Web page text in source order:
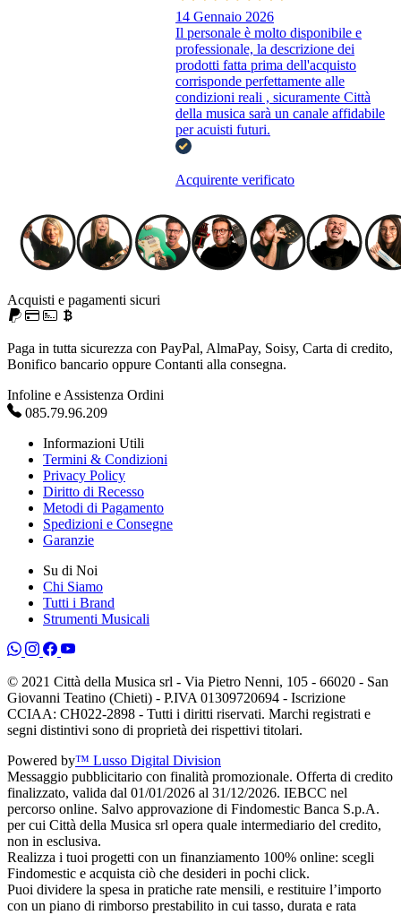
14 Gennaio 2026
Il personale è molto disponibile e
professionale, la descrizione dei
prodotti fatta prima dell'acquisto
corrisponde perfettamente alle
condizioni reali , sicuramente Città
della musica sarà un canale affidabile
per acuisti futuri.
Acquirente verificato
Acquisti e pagamenti sicuri
Paga in tutta sicurezza con PayPal, AlmaPay, Soisy, Carta di credito,
Bonifico bancario oppure Contanti alla consegna.
Infoline e Assistenza Ordini
085.79.96.209
Informazioni Utili
Termini & Condizioni
Privacy Policy
Diritto di Recesso
Metodi di Pagamento
Spedizioni e Consegne
Garanzie
Su di Noi
Chi Siamo
Tutti i Brand
Strumenti Musicali
© 2021 Città della Musica srl - Via Pietro Nenni, 105 - 66020 - San
Giovanni Teatino (Chieti) - P.IVA 01309720694 - Iscrizione
CCIAA: CH022-2898 - Tutti i diritti riservati. Marchi registrati e
segni distintivi sono di proprietà dei rispettivi titolari.
Powered by™ Lusso Digital Division
Messaggio pubblicitario con finalità promozionale. Offerta di credito
finalizzato, valida dal 01/01/2026 al 31/12/2026. IEBCC nel
percorso online. Salvo approvazione di Findomestic Banca S.p.A.
per cui Città della Musica srl opera quale intermediario del credito,
non in esclusiva.
Realizza i tuoi progetti con un finanziamento 100% online: scegli
Findomestic e acquista ciò che desideri in pochi click.
Puoi dividere la spesa in pratiche rate mensili, e restituire l’importo
con un piano di rimborso prestabilito in cui tasso, durata e rata